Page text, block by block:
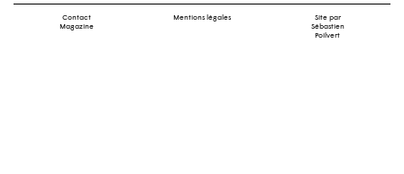
Contact
Magazine
Mentions légales
Site par
Sébastien
Poilvert